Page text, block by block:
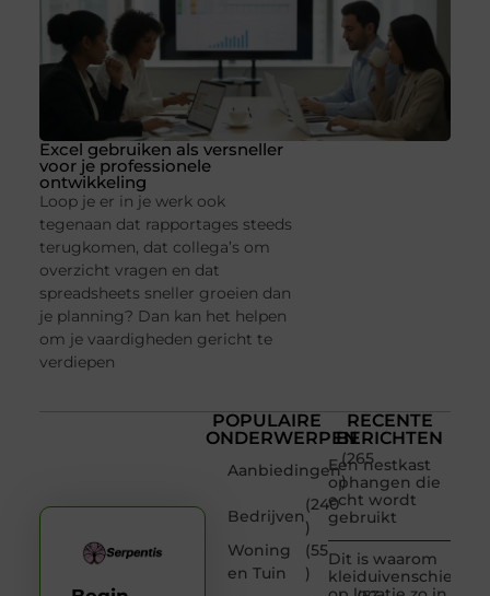
Excel gebruiken als versneller
voor je professionele
ontwikkeling
Loop je er in je werk ook
tegenaan dat rapportages steeds
terugkomen, dat collega’s om
overzicht vragen en dat
spreadsheets sneller groeien dan
je planning? Dan kan het helpen
om je vaardigheden gericht te
verdiepen
POPULAIRE
ONDERWERPEN
Aanbiedingen
(265
)
Bedrijven
(240
)
Woning
en Tuin
(55
)
RECENTE
BERICHTEN
Een nestkast
ophangen die
echt wordt
gebruikt
Dit is waarom
kleiduivenschieten